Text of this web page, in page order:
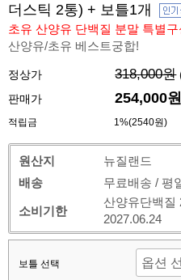
더스틱 2통) + 보틀1개
초유 산양유 단백질 분말 특별구
산양유/초유 베스트궁합!
정상가 318,000원
판매가
254,000원
적립금 1%(2540원)
원산지
뉴질랜드
배송
무료배송 / 평
소비기한
산양유단백질
2027.06.24
보틀 선택